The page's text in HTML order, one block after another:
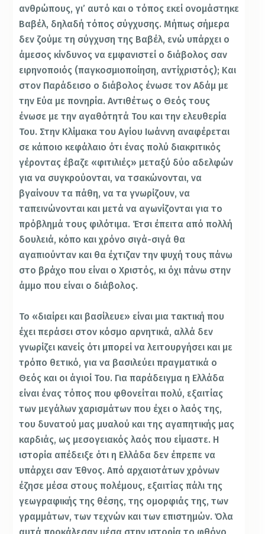
ανθρώπους, γι’ αυτό και ο τόπος εκεί ονομάστηκε
Βαβέλ, δηλαδή τόπος σύγχυσης. Μήπως σήμερα
δεν ζούμε τη σύγχυση της Βαβέλ, ενώ υπάρχει ο
άμεσος κίνδυνος να εμφανιστεί ο διάβολος σαν
ειρηνοποιός (παγκοσμιοποίηση, αντίχριστός); Και
στον Παράδεισο ο διάβολος ένωσε τον Αδάμ με
την Εύα με πονηρία. Αντιθέτως ο Θεός τους
ένωσε με την αγαθότητά Του και την ελευθερία
Του. Στην Κλίμακα του Αγίου Ιωάννη αναφέρεται
σε κάποιο κεφάλαιο ότι ένας πολύ διακριτικός
γέροντας έβαζε «φιτιλιές» μεταξύ δύο αδελφών
για να συγκρούονται, να τσακώνονται, να
βγαίνουν τα πάθη, να τα γνωρίζουν, να
ταπεινώνονται και μετά να αγωνίζονται για το
πρόβλημά τους φιλότιμα. Έτσι έπειτα από πολλή
δουλειά, κόπο και χρόνο σιγά-σιγά θα
αγαπιούνταν και θα έχτιζαν την ψυχή τους πάνω
στο βράχο που είναι ο Χριστός, κι όχι πάνω στην
άμμο που είναι ο διάβολος.
Το «διαίρει και βασίλευε» είναι μια τακτική που
έχει περάσει στον κόσμο αρνητικά, αλλά δεν
γνωρίζει κανείς ότι μπορεί να λειτουργήσει και με
τρόπο θετικό, για να βασιλεύει πραγματικά ο
Θεός και οι άγιοί Του. Για παράδειγμα η Ελλάδα
είναι ένας τόπος που φθονείται πολύ, εξαιτίας
των μεγάλων χαρισμάτων που έχει ο λαός της,
του δυνατού μας μυαλού και της αγαπητικής μας
καρδιάς, ως μεσογειακός λαός που είμαστε. Η
ιστορία απέδειξε ότι η Ελλάδα δεν έπρεπε να
υπάρχει σαν Έθνος. Από αρχαιοτάτων χρόνων
έζησε μέσα στους πολέμους, εξαιτίας πάλι της
γεωγραφικής της θέσης, της ομορφιάς της, των
γραμμάτων, των τεχνών και των επιστημών. Όλα